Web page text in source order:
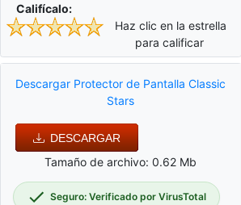
Califícalo:
Haz clic en la estrella
para calificar
Descargar Protector de Pantalla Classic
Stars
DESCARGAR
Tamaño de archivo: 0.62 Mb
Seguro: Verificado por VirusTotal